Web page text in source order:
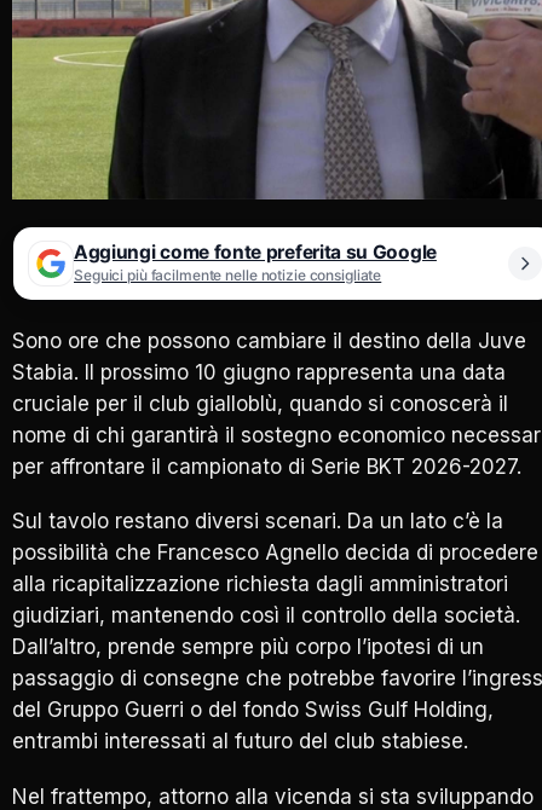
Aggiungi come fonte preferita su Google
Seguici più facilmente nelle notizie consigliate
Sono ore che possono cambiare il destino della Juve
Stabia. Il prossimo 10 giugno rappresenta una data
cruciale per il club gialloblù, quando si conoscerà il
nome di chi garantirà il sostegno economico
per affrontare il campionato di Serie BKT 2026-2027.
Sul tavolo restano diversi scenari. Da un lato c’è la
possibilità che Francesco Agnello decida di procedere
alla ricapitalizzazione richiesta dagli amministratori
giudiziari, mantenendo così il controllo della società.
Dall’altro, prende sempre più corpo l’ipotesi di un
passaggio di consegne che potrebbe favorire
del Gruppo Guerri o del fondo Swiss Gulf Holding,
entrambi interessati al futuro del club stabiese.
Nel frattempo, attorno alla vicenda si sta sviluppando